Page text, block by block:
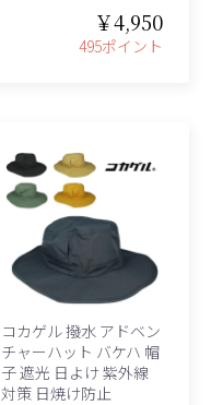
￥4,950
495ポイント
コカゲル 撥水 アドベン
チャーハット バケハ 帽
子 遮光 日よけ 紫外線
対策 日焼け防止